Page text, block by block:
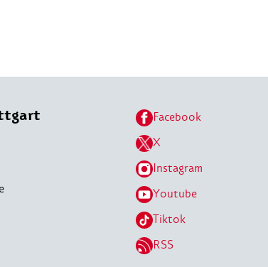
Facebook
X
Instagram
Youtube
Tiktok
RSS